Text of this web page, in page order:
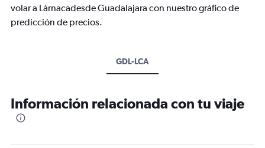
volar a Lárnacadesde Guadalajara con nuestro gráfico de
predicción de precios.
GDL-LCA
Información relacionada con tu viaje